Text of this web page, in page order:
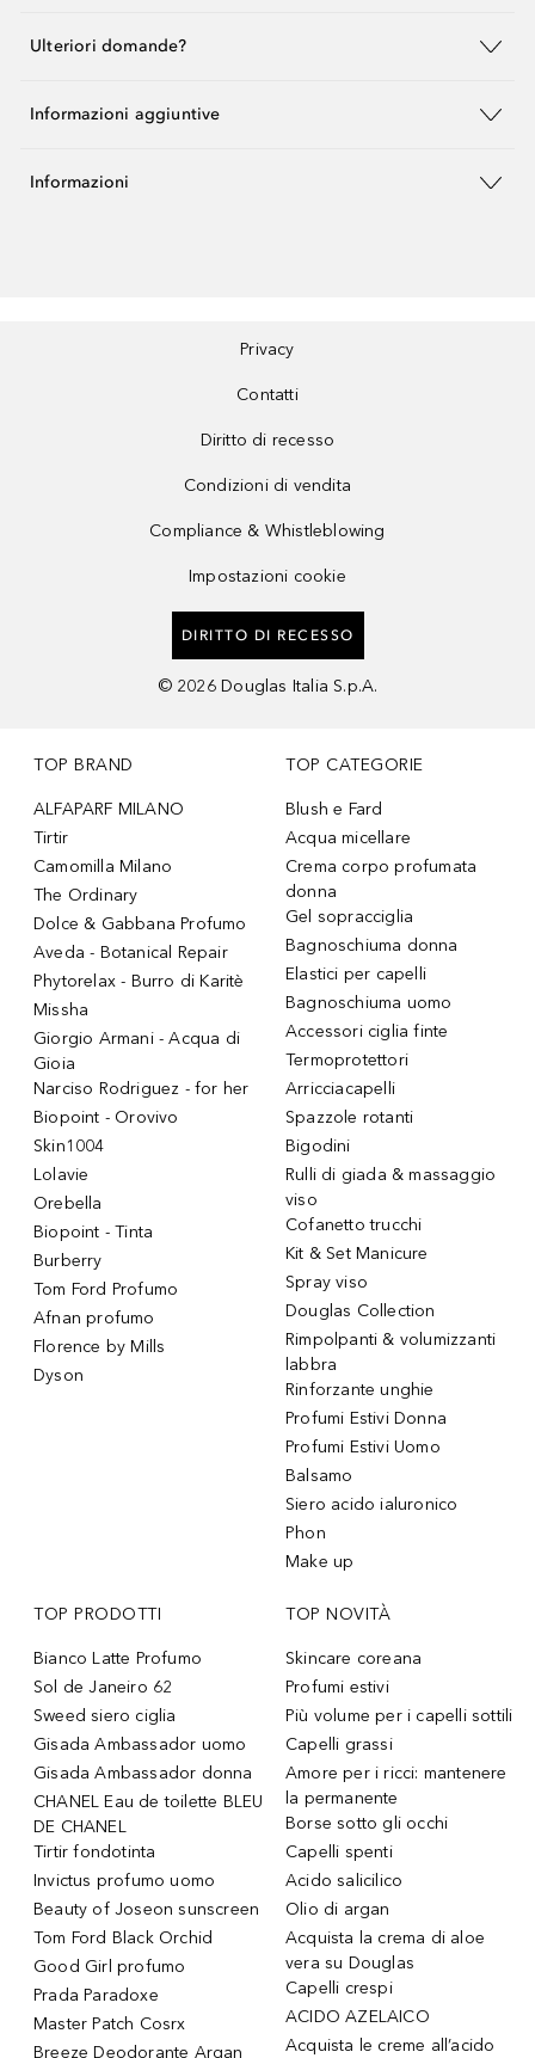
Ulteriori domande?
Informazioni aggiuntive
Informazioni
Privacy
Contatti
Diritto di recesso
Condizioni di vendita
Compliance & Whistleblowing
Impostazioni cookie
DIRITTO DI RECESSO
© 2026 Douglas Italia S.p.A.
TOP BRAND
ALFAPARF MILANO
Tirtir
Camomilla Milano
The Ordinary
Dolce & Gabbana Profumo
Aveda - Botanical Repair
Phytorelax - Burro di Karitè
Missha
Giorgio Armani - Acqua di
Gioia
Narciso Rodriguez - for her
Biopoint - Orovivo
Skin1004
Lolavie
Orebella
Biopoint - Tinta
Burberry
Tom Ford Profumo
Afnan profumo
Florence by Mills
Dyson
TOP CATEGORIE
Blush e Fard
Acqua micellare
Crema corpo profumata
donna
Gel sopracciglia
Bagnoschiuma donna
Elastici per capelli
Bagnoschiuma uomo
Accessori ciglia finte
Termoprotettori
Arricciacapelli
Spazzole rotanti
Bigodini
Rulli di giada & massaggio
viso
Cofanetto trucchi
Kit & Set Manicure
Spray viso
Douglas Collection
Rimpolpanti & volumizzanti
labbra
Rinforzante unghie
Profumi Estivi Donna
Profumi Estivi Uomo
Balsamo
Siero acido ialuronico
Phon
Make up
TOP PRODOTTI
Bianco Latte Profumo
Sol de Janeiro 62
Sweed siero ciglia
Gisada Ambassador uomo
Gisada Ambassador donna
CHANEL Eau de toilette BLEU
DE CHANEL
Tirtir fondotinta
Invictus profumo uomo
Beauty of Joseon sunscreen
Tom Ford Black Orchid
Good Girl profumo
Prada Paradoxe
Master Patch Cosrx
Breeze Deodorante Argan
TOP NOVITÀ
Skincare coreana
Profumi estivi
Più volume per i capelli sottili
Capelli grassi
Amore per i ricci: mantenere
la permanente
Borse sotto gli occhi
Capelli spenti
Acido salicilico
Olio di argan
Acquista la crema di aloe
vera su Douglas
Capelli crespi
ACIDO AZELAICO
Acquista le creme all’acido